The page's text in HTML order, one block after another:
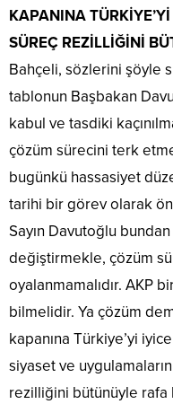
KAPANINA
SÜREÇ REZİLLİĞİNİ
Bahçeli, sözlerini şöyle
tablonun Başbakan
kabul ve tasdiki
çözüm sürecini terk
bugünkü hassasiyet
tarihi bir görev olarak
Sayın Davutoğlu
değiştirmekle, çözüm
oyalanmamalıdır. AKP
bilmelidir. Ya çözüm
kapanına Türkiye’yi
siyaset ve
rezilliğini bütünüyle rafa